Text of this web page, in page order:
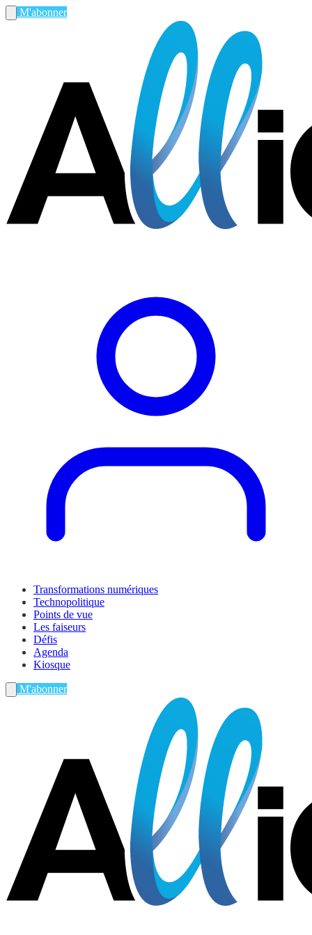
M'abonner
Transformations numériques
Technopolitique
Points de vue
Les faiseurs
Défis
Agenda
Kiosque
M'abonner